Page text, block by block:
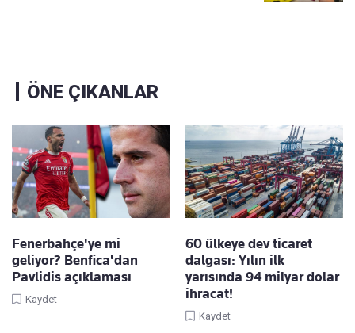
ÖNE ÇIKANLAR
Fenerbahçe'ye mi
geliyor? Benfica'dan
Pavlidis açıklaması
Kaydet
60 ülkeye dev ticaret
dalgası: Yılın ilk
yarısında 94 milyar dolar
ihracat!
Kaydet